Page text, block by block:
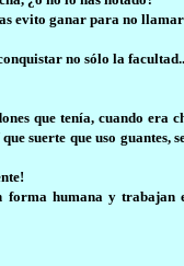
evito ganar para no
no sólo la
que tenía, cuando
suerte que uso
humana y trabajan